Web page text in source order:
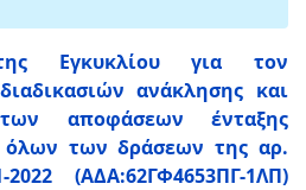
Εγκυκλίου για τον
ανάκλησης και
αποφάσεων ένταξης
όλων των δράσεων της αρ.
2022 (ΑΔΑ:62ΓΦ4653ΠΓ-1ΛΠ)